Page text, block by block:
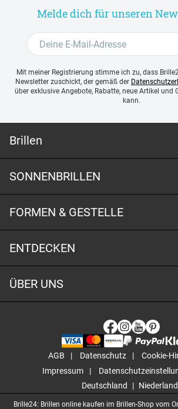
Melde dich für unseren
Mit meiner Registrierung stimme ich zu, dass
Newsletter zuschickt, der gemäß der
über exklusive Angebote, Rabatte, neue Artikel und
kann.
Brillen
SONNENBRILLEN
FORMEN & GESTELLE
ENTDECKEN
ÜBER UNS
AGB Datenschutz
Cookie-
Impressum
Deutschland
Brille24: Brillen online kaufen im Brillen-Shop vom